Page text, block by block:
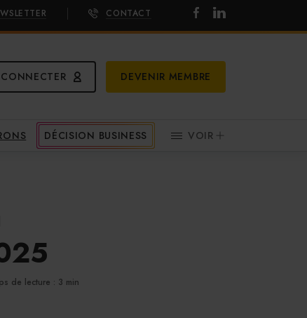
CONTACT
DEVENIR MEMBRE
DÉCISION BUSINESS VOIR
de lecture : 3 min